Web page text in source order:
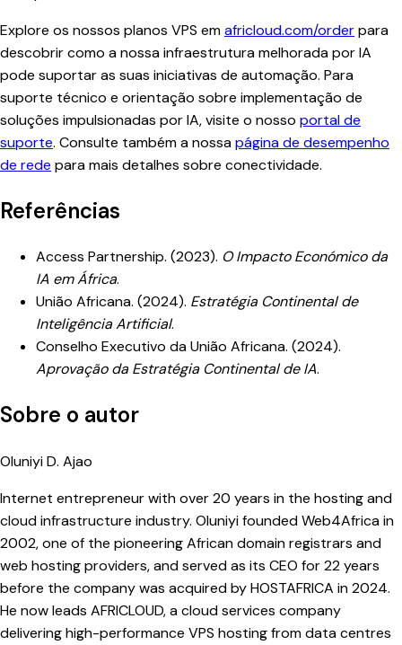
Explore os nossos planos VPS emafricloud.com/orderpara
descobrir como a nossa infraestrutura melhorada por IA
pode suportar as suas iniciativas de automação. Para
suporte técnico e orientação sobre implementação de
soluções impulsionadas por IA, visite o nosso portal de
suporte. Consulte também a nossapágina de desempenho
de rede para mais detalhes sobre conectividade.
Referências
Access Partnership. (2023). O Impacto Económico da
IA em África.
União Africana. (2024). Estratégia Continental de
Inteligência Artificial.
Conselho Executivo da União Africana. (2024).
Aprovação da Estratégia Continental de IA.
Sobre o autor
Oluniyi D. Ajao
Internet entrepreneur with over 20 years in the hosting and
cloud infrastructure industry. Oluniyi founded Web4Africa in
2002, one of the pioneering African domain registrars and
web hosting providers, and served as its CEO for 22 years
before the company was acquired by HOSTAFRICA in 2024.
He now leads AFRICLOUD, a cloud services company
delivering high-performance VPS hosting from data centres